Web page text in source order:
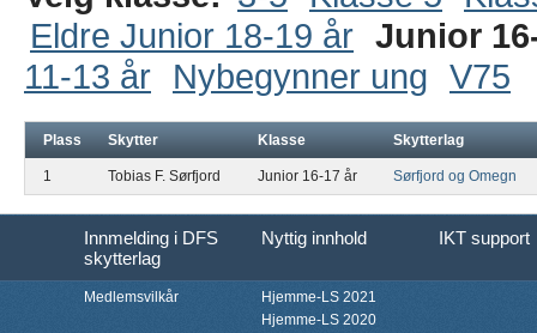
Eldre Junior 18-19 år Junior
11-13 år
Nybegynner ung V75
Plass Skytter Klasse Skytterlag
1 Tobias F. Sørfjord Junior 16-17 år Sørfjord og Omegn
Innmelding i DFS
skytterlag
Nyttig innhold IKT support
Medlemsvilkår
Hjemme-LS 2021
Hjemme-LS 2020